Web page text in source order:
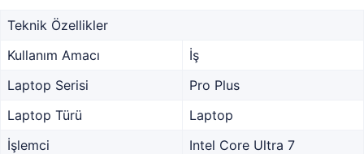
Teknik Özellikler
Kullanım Amacı
İş
Laptop Serisi
Pro Plus
Laptop Türü
Laptop
İşlemci
Intel Core Ultra 7